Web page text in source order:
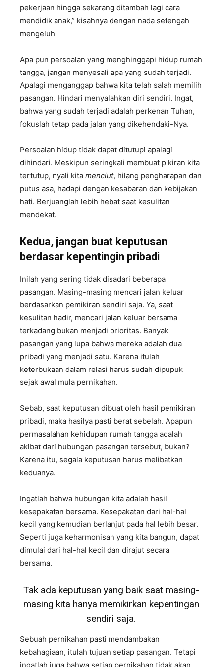
pekerjaan hingga sekarang ditambah lagi cara
mendidik anak,” kisahnya dengan nada setengah
mengeluh.
Apa pun persoalan yang menghinggapi hidup rumah
tangga, jangan menyesali apa yang sudah terjadi.
Apalagi menganggap bahwa kita telah salah memilih
pasangan. Hindari menyalahkan diri sendiri. Ingat,
bahwa yang sudah terjadi adalah perkenan Tuhan,
fokuslah tetap pada jalan yang dikehendaki-Nya.
Persoalan hidup tidak dapat ditutupi apalagi
dihindari. Meskipun seringkali membuat pikiran kita
tertutup, nyali kita menciut, hilang pengharapan dan
putus asa, hadapi dengan kesabaran dan kebijakan
hati. Berjuanglah lebih hebat saat kesulitan
mendekat.
Kedua, jangan buat keputusan
berdasar kepentingin pribadi
Inilah yang sering tidak disadari beberapa
pasangan. Masing-masing mencari jalan keluar
berdasarkan pemikiran sendiri saja. Ya, saat
kesulitan hadir, mencari jalan keluar bersama
terkadang bukan menjadi prioritas. Banyak
pasangan yang lupa bahwa mereka adalah dua
pribadi yang menjadi satu. Karena itulah
keterbukaan dalam relasi harus sudah dipupuk
sejak awal mula pernikahan.
Sebab, saat keputusan dibuat oleh hasil pemikiran
pribadi, maka hasilya pasti berat sebelah. Apapun
permasalahan kehidupan rumah tangga adalah
akibat dari hubungan pasangan tersebut, bukan?
Karena itu, segala keputusan harus melibatkan
keduanya.
Ingatlah bahwa hubungan kita adalah hasil
kesepakatan bersama. Kesepakatan dari hal-hal
kecil yang kemudian berlanjut pada hal lebih besar.
Seperti juga keharmonisan yang kita bangun, dapat
dimulai dari hal-hal kecil dan dirajut secara
bersama.
Tak ada keputusan yang baik saat masing-
masing kita hanya memikirkan kepentingan
sendiri saja.
Sebuah pernikahan pasti mendambakan
kebahagiaan, itulah tujuan setiap pasangan. Tetapi
ingatlah juga bahwa setiap pernikahan tidak akan